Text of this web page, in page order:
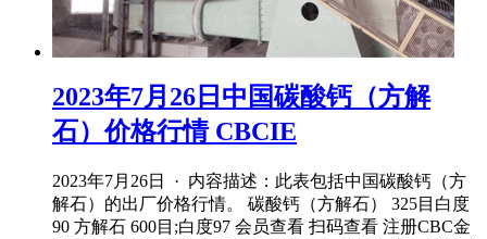
2023年7月26日中国碳酸钙（方解
石）价格行情 CBCIE
2023年7月26日 · 内容描述：此表包括中国碳酸钙（方
解石）的出厂价格行情。 碳酸钙（方解石） 325目白度
90 方解石 600目;白度97 会员查看 扫码查看 注册CBC金